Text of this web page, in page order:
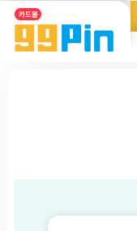
카드몰